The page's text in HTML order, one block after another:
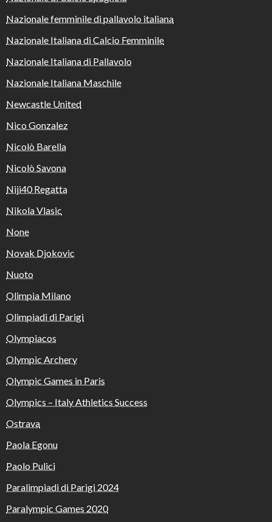
Nazionale femminile di pallavolo italiana
Nazionale Italiana di Calcio Femminile
Nazionale Italiana di Pallavolo
Nazionale Italiana Maschile
Newcastle United
Nico Gonzalez
Nicolò Barella
Nicolò Savona
Niji40 Regatta
Nikola Vlasic
None
Novak Djokovic
Nuoto
Olimpia Milano
Olimpiadi di Parigi
Olympiacos
Olympic Archery
Olympic Games in Paris
Olympics – Italy Athletics Success
Ostrava
Paola Egonu
Paolo Pulici
Paralimpiadi di Parigi 2024
Paralympic Games 2020